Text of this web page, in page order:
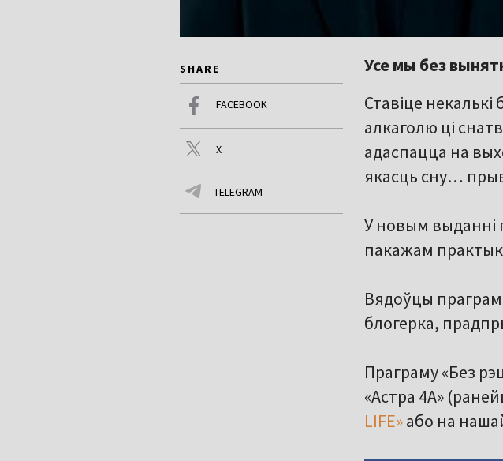
SHARE
FACEBOOK
X
TELEGRAM
Усе мы без
Ставіце некалькі
алкаголю ці
адаспацца на
якасць сну…
У новым выданні
пакажам
Вядоўцы
блогерка,
Праграму «Без
«Астра 4A»
LIFE»або на